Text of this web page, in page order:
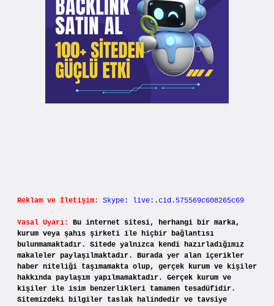
Reklam ve İletişim: Skype: live:.cid.575569c608265c69
Yasal Uyarı:
Bu internet sitesi, herhangi bir marka,
kurum veya şahıs şirketi ile hiçbir bağlantısı
bulunmamaktadır. Sitede yalnızca kendi hazırladığımız
makaleler paylaşılmaktadır. Burada yer alan içerikler
haber niteliği taşımamakta olup, gerçek kurum ve kişiler
hakkında paylaşım yapılmamaktadır. Gerçek kurum ve
kişiler ile isim benzerlikleri tamamen tesadüfidir.
Sitemizdeki bilgiler taslak halindedir ve tavsiye